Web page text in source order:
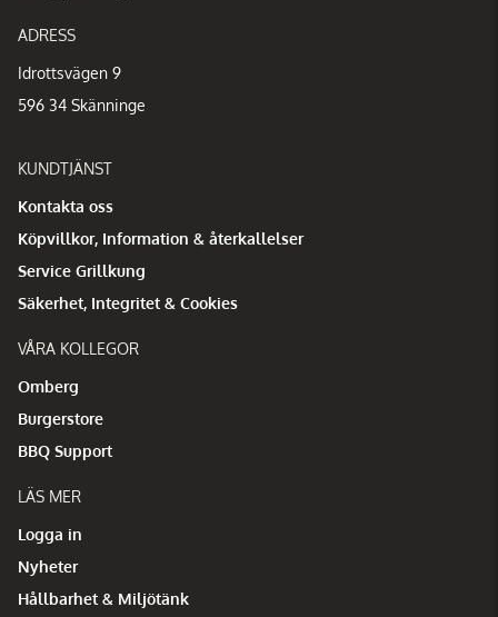
ADRESS
Idrottsvägen 9
596 34 Skänninge
KUNDTJÄNST
Kontakta oss
Köpvillkor, Information & återkallelser
Service Grillkung
Säkerhet, Integritet & Cookies
VÅRA KOLLEGOR
Omberg
Burgerstore
BBQ Support
LÄS MER
Logga in
Nyheter
Hållbarhet & Miljötänk